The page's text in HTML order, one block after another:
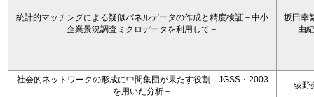
統計的マッチングによる疑似パネルデータの作成と精度検証－中小
企業景況調査ミクロデータを利用して－
坂田幸
由
社会的ネットワークの形成に中間集団が果たす役割－JGSS・2003
を用いた分析－
荻野